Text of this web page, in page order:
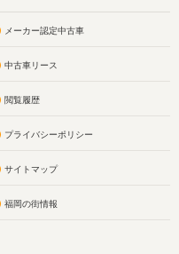
メーカー認定中古車
中古車リース
閲覧履歴
プライバシーポリシー
サイトマップ
福岡の街情報